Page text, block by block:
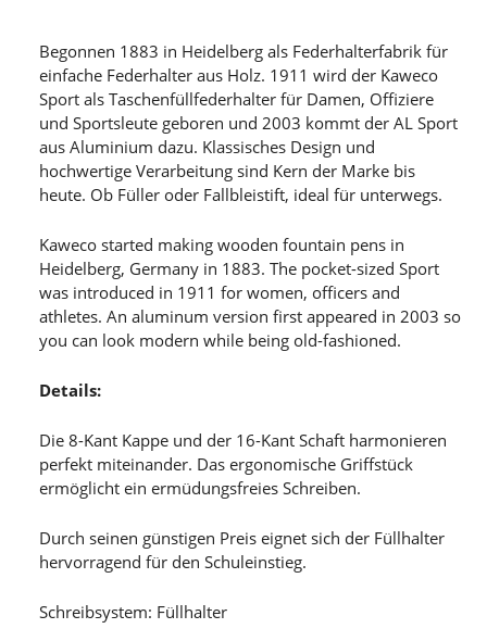
Begonnen 1883 in Heidelberg als Federhalterfabrik für
einfache Federhalter aus Holz. 1911 wird der Kaweco
Sport als Taschenfüllfederhalter für Damen, Offiziere
und Sportsleute geboren und 2003 kommt der AL Sport
aus Aluminium dazu. Klassisches Design und
hochwertige Verarbeitung sind Kern der Marke bis
heute. Ob Füller oder Fallbleistift, ideal für unterwegs.
Kaweco started making wooden fountain pens in
Heidelberg, Germany in 1883. The pocket-sized Sport
was introduced in 1911 for women, officers and
athletes. An aluminum version first appeared in 2003 so
you can look modern while being old-fashioned.
Details:
Die 8-Kant Kappe und der 16-Kant Schaft harmonieren
perfekt miteinander. Das ergonomische Griffstück
ermöglicht ein ermüdungsfreies Schreiben.
Durch seinen günstigen Preis eignet sich der Füllhalter
hervorragend für den Schuleinstieg.
Schreibsystem: Füllhalter